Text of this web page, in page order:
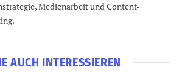
Medienarbeit und Content-
AUCH INTERESSIEREN